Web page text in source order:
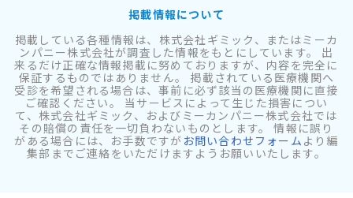
掲載情報について
掲載している各種情報は、株式会社ギミック、またはミーカ
ンパニー株式会社が調査した情報をもとにしています。 出
来るだけ正確な情報掲載に努めておりますが、内容を完全に
保証するものではありません。 掲載されている医療機関へ
受診を希望される場合は、事前に必ず該当の医療機関に直接
ご確認ください。 当サービスによって生じた損害につい
て、株式会社ギミック、およびミーカンパニー株式会社では
その賠償の責任を一切負わないものとします。 情報に誤り
がある場合には、お手数ですが お問い合わせフォーム より編
集部までご連絡をいただけますようお願いいたします。